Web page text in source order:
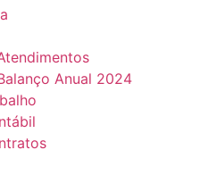
Anual 2024